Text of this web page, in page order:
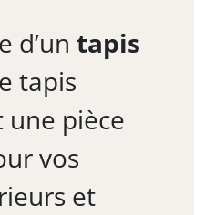
d’un tapis
tapis
une pièce
vos
et